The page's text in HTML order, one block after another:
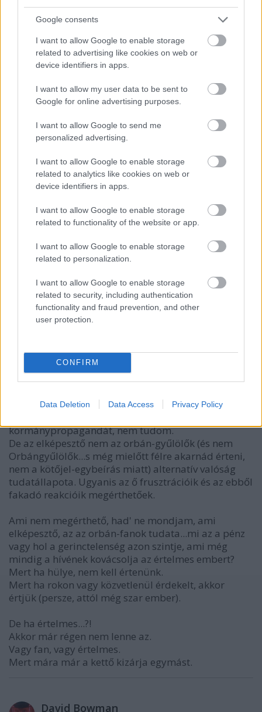
Google consents
I want to allow Google to enable storage
related to advertising like cookies on web or
device identifiers in apps.
I want to allow my user data to be sent to
Google for online advertising purposes.
I want to allow Google to send me
personalized advertising.
I want to allow Google to enable storage
related to analytics like cookies on web or
device identifiers in apps.
I want to allow Google to enable storage
related to functionality of the website or app.
I want to allow Google to enable storage
related to personalization.
I want to allow Google to enable storage
related to security, including authentication
functionality and fraud prevention, and other
user protection.
CONFIRM
Data Deletion Data Access Privacy Policy
Androsz
9 éve
@MIÉRT NINCS MINDEN MSZP ÉS FIDESZ TOLVAJ
: Mondhatnám, hozzád illő ellenválasz
látszatát keltve, hogy te pedig szocitroll vagy
libsitroll vagy. De nem, te csak egy troll vagy. Nem is
egyedül. Kár, hogy a fajtád mindenhová
odapofátlankodik, elrontva a hangulatot.
zokogjatok
9 éve
@midnight coder: "Mármint arra gondolsz, hogy
azért hogy a derék humánus németeknek ne kelljen
csúnya gonosz kerítést se kelljen emelniük mint a
Patásnak, a jó Merkel asszonyság és a derék
illiberális demokrata Erdogan úr megegyezett, hogy
a jó törökök lelövik nekik a saját határukon a
migriket ha cserébe Szíriában a kurdokat is lelőhetik
plusz odahaza az ellenzéket ? "
gesol
9 éve
kormánypropagandát, nem tudom.
De az elképesztő nem az orbán-gyűlölők (és nem
Orbángyűlölők...s még mielőtt félre akarnád érteni,
nem a kötőjel-egybeírás miatt) alternatív valóság
tudatállapota. Ugyanis az ő frusztrációik és az ebből
fakadó reakcióik megérthetőek.
Ami nem megérthető, had' ne mondjam, ami
elképesztő, az az orbán-fanok tudata...mi az a pénz
vagy hol a gerinctelenség azon szintje, ami még
mindig a hívének kovácsolja az értelmes embert?
Mert ha hülye, nem kell értenünk.
Mert ha rokon vagy közvetlenül érdekelt, akkor
értjük (persze, attól még szar ember).
De ha értelmes...?!
Akkor már régen nem lenne az.
Vagy fan, vagy értelmes.
Mert mára már a kettő kizárja egymást.
David Bowman